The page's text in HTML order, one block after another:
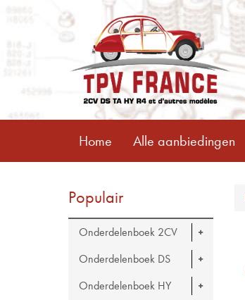
Home Alle aanbiedingen
Populair
Onderdelenboek 2CV
Onderdelenboek DS
Onderdelenboek HY